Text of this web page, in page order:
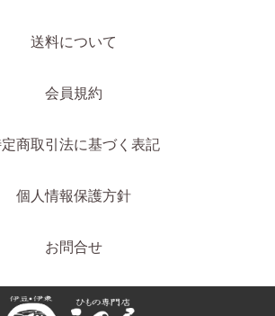
送料について
会員規約
商取引法に基づく表記
個人情報保護方針
お問合せ